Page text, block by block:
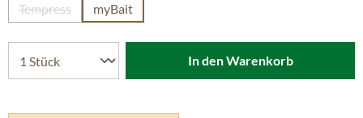
Tempress
(Diese Option ist zurzeit nicht verfügbar.)
myBait
In den Warenkorb